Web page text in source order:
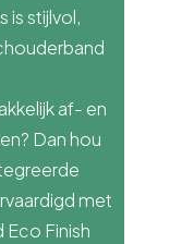
is stijlvol,
af- en
Dan hou
met
Finish